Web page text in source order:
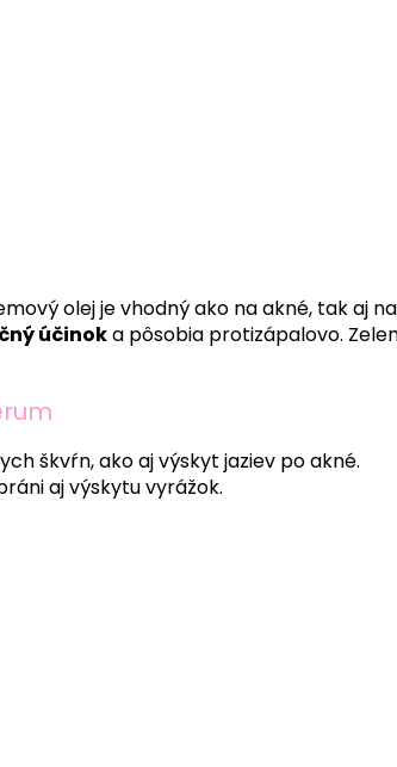
olej je vhodný ako na akné, tak aj na
účinoka pôsobia protizápalovo.
škvŕn, ako aj výskyt jaziev po akné.
aj výskytu vyrážok.